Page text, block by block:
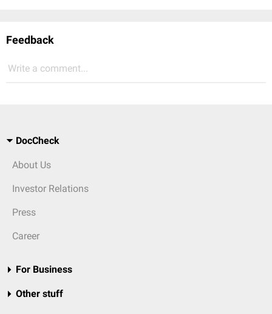
Feedback
Write a comment...
DocCheck
About Us
Investor Relations
Press
Career
For Business
Other stuff